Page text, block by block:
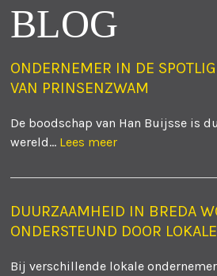
BLOG
ONDERNEMER IN DE
VAN PRINSENZWAM
De boodschap van Han Buijsse is
wereld... Lees meer
DUURZAAMHEID IN BREDA
ONDERSTEUND DOOR
Bij verschillende lokale